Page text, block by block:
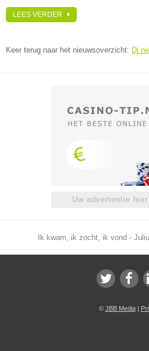
LEES VERDER
Keer terug naar het nieuwsoverzicht: Dj
Uw advertentie
Ik kwam, ik zocht, ik vond -
© JBB Media|